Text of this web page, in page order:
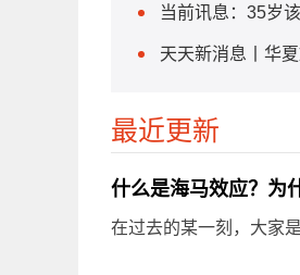
当前讯息：35岁
天天新消息丨华
最近更新
什么是海马效应？为
在过去的某一刻，大家